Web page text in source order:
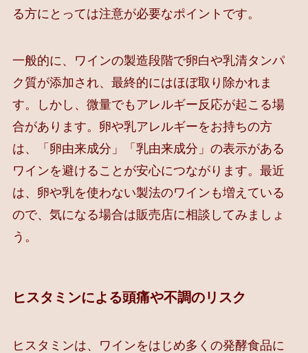
る方にとっては注意が必要なポイントです。
一般的に、ワインの製造段階で卵白や乳清タンパ
ク質が添加され、最終的にはほぼ取り除かれま
す。しかし、微量でもアレルギー反応が起こる場
合があります。卵や乳アレルギーをお持ちの方
は、「卵由来成分」「乳由来成分」の表示がある
ワインを避けることが安心につながります。最近
は、卵や乳を使わない製法のワインも増えている
ので、気になる場合は販売店に相談してみましょ
う。
ヒスタミンによる頭痛や不調のリスク
ヒスタミンは、ワインをはじめ多くの発酵食品に